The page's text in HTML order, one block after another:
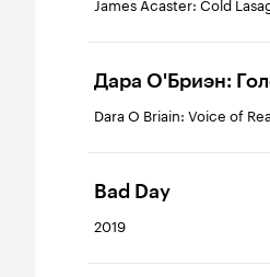
Дара О'Бриэн:
Dara O Briain: Voice of
Bad Day
2019